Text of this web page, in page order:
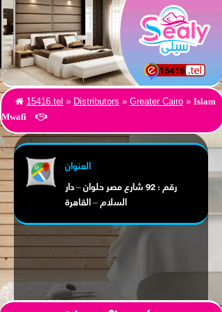
15416.tel » Distributors » Greater Cairo » Islam
Mwafi
العنوان
رقم : 92 شارع مصر حلوان – دار
السلام – القاهرة